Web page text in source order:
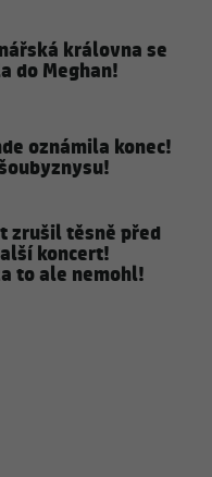
královna se
do Meghan!
oznámila konec!
zrušil těsně před
koncert!
to ale nemohl!